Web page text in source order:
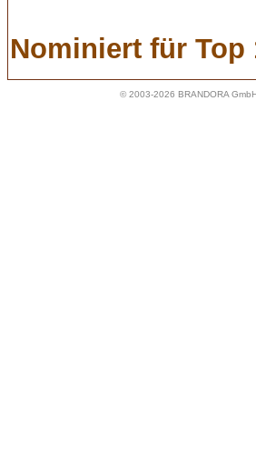
Nominiert für Top
© 2003-2026 BRANDORA